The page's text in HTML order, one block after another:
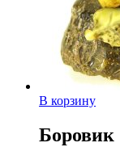
В корзину
Боровик